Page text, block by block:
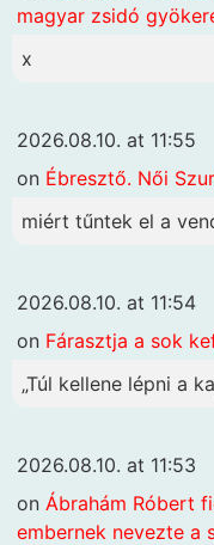
magyar zsidó
x
2026.08.10. at 11:55
on Ébresztő. Női
miért tűntek el a
2026.08.10. at 11:54
on Fárasztja a sok
„Túl kellene lépni a
2026.08.10. at 11:53
on Ábrahám Róbert
embernek nevezte a